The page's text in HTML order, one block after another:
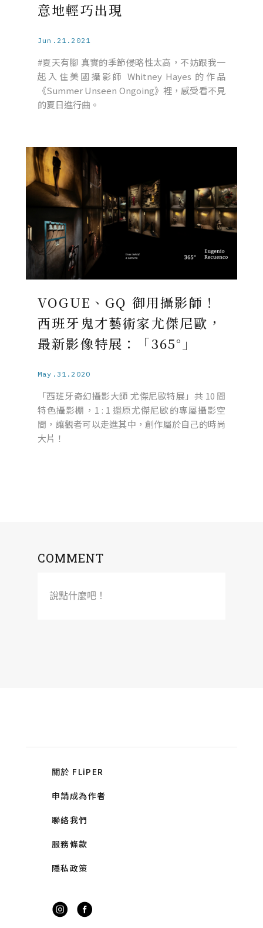
意地輕巧出現
Jun.21.2021
#夏天有腳 真實的季節侵略性太高，不妨跟我一
起入住美國攝影師 Whitney Hayes 的作品
《Summer Unseen Ongoing》裡，感受看不見
的夏日進行曲。
VOGUE、GQ 御用攝影師！
西班牙鬼才藝術家尤傑尼歐，
最新影像特展：「365°」
May.31.2020
「西班牙奇幻攝影大師 尤傑尼歐特展」共 10 間
特色攝影棚，1 : 1 還原尤傑尼歐的專屬攝影空
間，讓觀者可以走進其中，創作屬於自己的時尚
大片！
COMMENT
說點什麼吧！
關於 FLiPER
申請成為作者
聯絡我們
服務條款
隱私政策